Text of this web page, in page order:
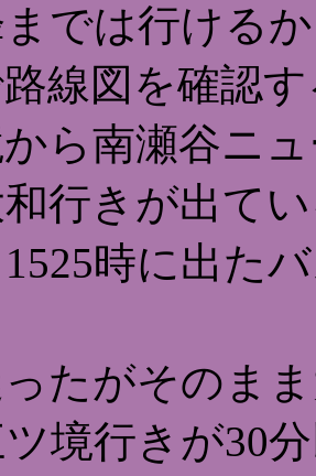
では行ける
線図を確認
ら南瀬谷ニ
行きが出て
時に出た
たがそのま
境行きが30